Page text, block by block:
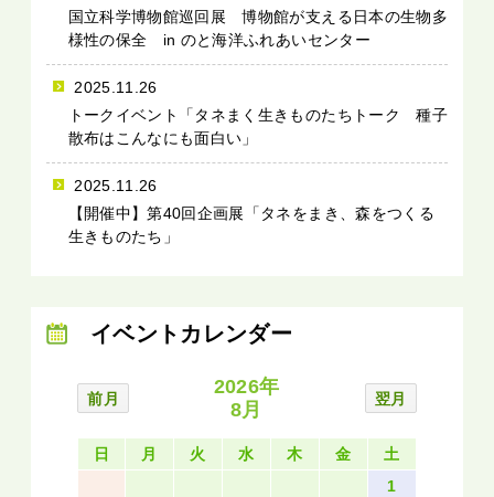
国立科学博物館巡回展 博物館が支える日本の生物多
様性の保全 in のと海洋ふれあいセンター
2025.11.26
トークイベント「タネまく生きものたちトーク 種子
散布はこんなにも面白い」
2025.11.26
【開催中】第40回企画展「タネをまき、森をつくる
生きものたち」
イベントカレンダー
前月
2026年
8月
翌月
日 月 火 水 木 金
土
1